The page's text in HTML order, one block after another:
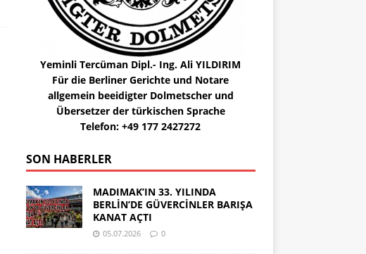
Yeminli Tercüman Dipl.- Ing. Ali YILDIRIM
Für die Berliner Gerichte und Notare
allgemein beeidigter Dolmetscher und
Übersetzer der türkischen Sprache
Telefon: +49 177 2427272
SON HABERLER
MADIMAK’IN 33. YILINDA
BERLİN’DE GÜVERCİNLER BARIŞA
KANAT AÇTI
05.07.2026 0